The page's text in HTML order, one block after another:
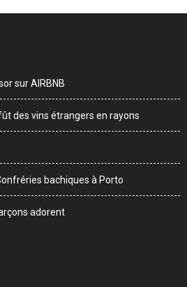
sur AIRBNB
des vins étrangers en rayons
bachiques à Porto
adorent